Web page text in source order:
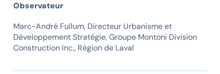
Observateur
Marc-André Fullum, Directeur Urbanisme et
Développement Stratégie, Groupe Montoni Division
Construction Inc., Région de Laval